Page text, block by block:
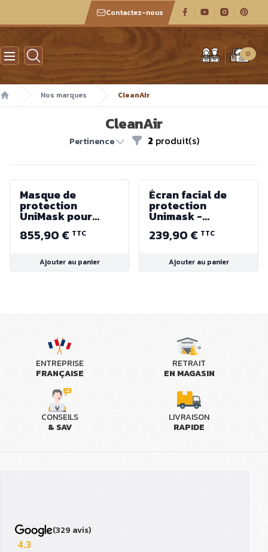
Contactez-nous
Atelier des boiseux 0
Accueil
Nos marques CleanAir
CleanAir
Pertinence Filtres
2 produit(s)
Masque de
protection
UniMask pour
tournage sur bois
| Menuiserie - Kit
CleanAir
855,90 € TTC
Ajouter au panier
Écran facial de
protection
Unimask -
239,90 € TTC
Ajouter au panier
ENTREPRISE
FRANÇAISE
RETRAIT
EN MAGASIN
CONSEILS
& SAV
LIVRAISON
RAPIDE
(329 avis)
4.3